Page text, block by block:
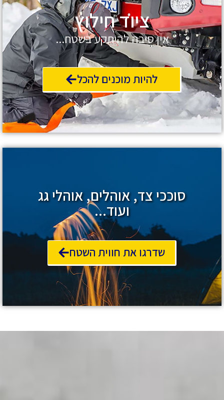
ציוד חילוץ
אין סיבה להיתקע בשטח...
להיות מוכנים להכל
סוככי צד, אוהלים, אוהלי גג
ועוד...
שדרגו את חווית השטח